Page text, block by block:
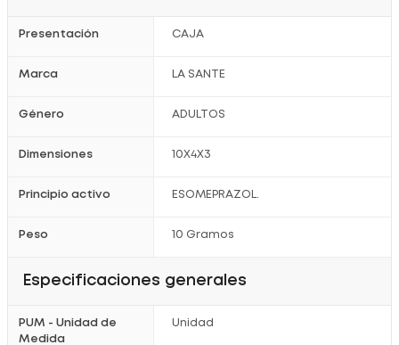
Presentación CAJA
Marca LA SANTE
Género ADULTOS
Dimensiones 10X4X3
Principio activo ESOMEPRAZOL.
Peso 10 Gramos
Especificaciones generales
PUM - Unidad de
Medida
Unidad